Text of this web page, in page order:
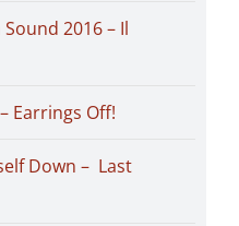
2016 – Il
Earrings Off!
Down – Last